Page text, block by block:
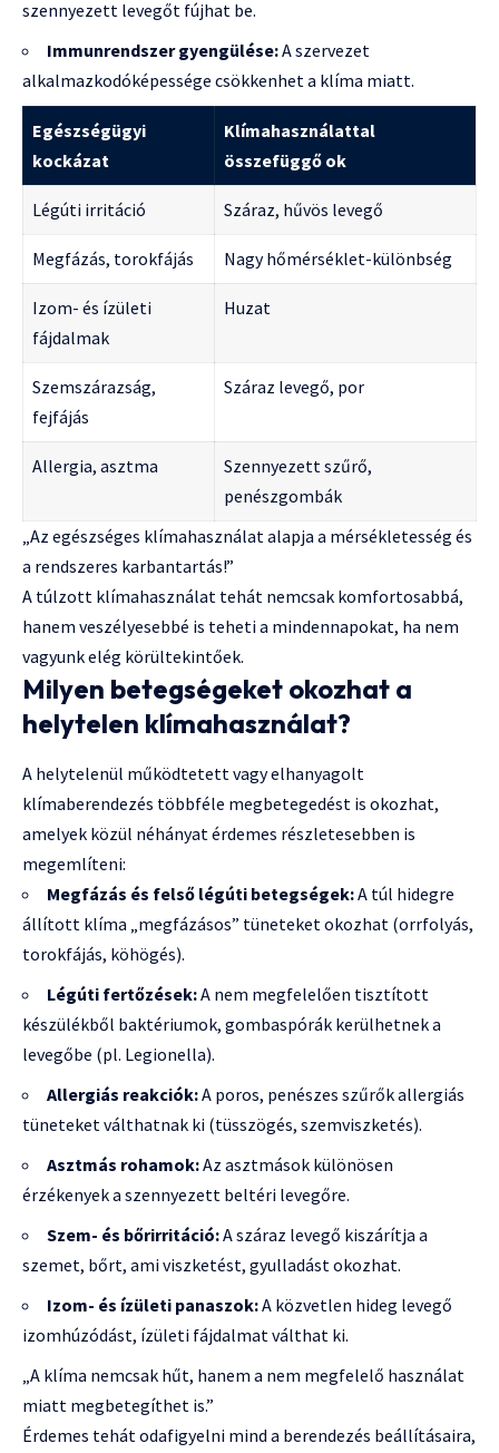
szennyezett levegőt fújhat be.
Immunrendszer gyengülése:A szervezet
alkalmazkodóképessége csökkenhet a klíma miatt.
Egészségügyi
kockázat
Klímahasználattal
összefüggő ok
Légúti irritáció Száraz, hűvös levegő
Megfázás, torokfájás Nagy hőmérséklet-különbség
Izom- és ízületi
fájdalmak
Huzat
Szemszárazság,
fejfájás
Száraz levegő, por
Allergia, asztma
Szennyezett szűrő,
penészgombák
„Az egészséges klímahasználat alapja a mérsékletesség és
a rendszeres karbantartás!”
A túlzott klímahasználat tehát nemcsak komfortosabbá,
hanem veszélyesebbé is teheti a mindennapokat, ha nem
vagyunk elég körültekintőek.
Milyen betegségeket okozhat a
helytelen klímahasználat?
A helytelenül működtetett vagy elhanyagolt
klímaberendezés többféle megbetegedést is okozhat,
amelyek közül néhányat érdemes részletesebben is
megemlíteni:
Megfázás és felső légúti betegségek:A túl hidegre
állított klíma „megfázásos” tüneteket okozhat (orrfolyás,
torokfájás, köhögés).
Légúti fertőzések:A nem megfelelően tisztított
készülékből baktériumok, gombaspórák kerülhetnek a
levegőbe (pl. Legionella).
Allergiás reakciók:A poros, penészes szűrők allergiás
tüneteket válthatnak ki (tüsszögés, szemviszketés).
Asztmás rohamok:Az asztmások különösen
érzékenyek a szennyezett beltéri levegőre.
Szem- és bőrirritáció:A száraz levegő kiszárítja a
szemet, bőrt, ami viszketést, gyulladást okozhat.
Izom- és ízületi panaszok:A közvetlen hideg levegő
izomhúzódást, ízületi fájdalmat válthat ki.
„A klíma nemcsak hűt, hanem a nem megfelelő használat
miatt megbetegíthet is.”
Érdemes tehát odafigyelni mind a berendezés beállításaira,